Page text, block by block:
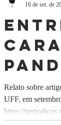
Relato sobre
UFF, em
https://
16 de set. de